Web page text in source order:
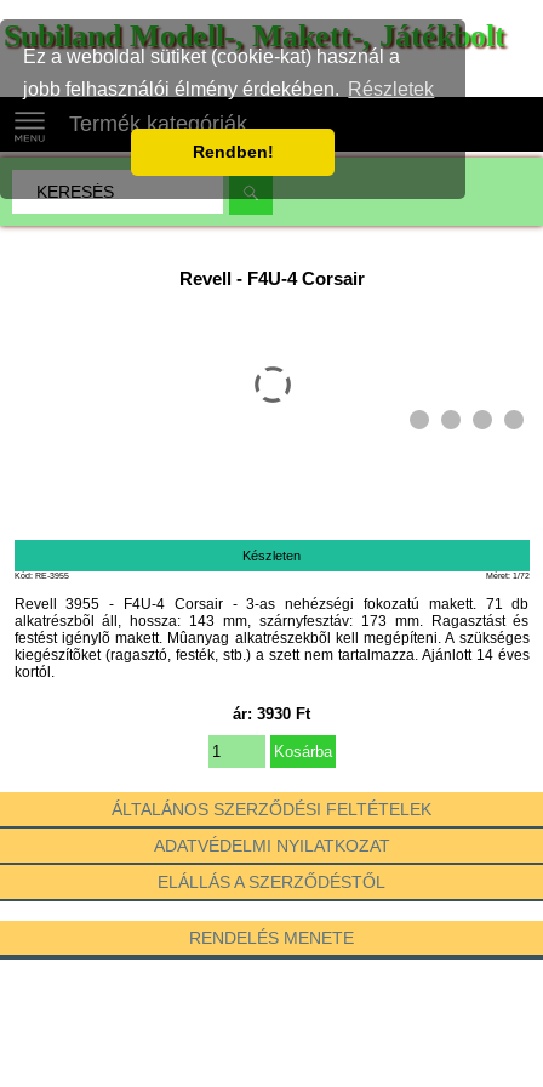
Ez a weboldal sütiket (cookie-kat) használ a
jobb felhasználói élmény érdekében.
Részletek
Rendben!
Subiland Modell-, Makett-, Játékbolt
Termék kategóriák
Revell - F4U-4 Corsair
Készleten
Méret: 1/72
Kód: RE-3955
Revell 3955 - F4U-4 Corsair - 3-as nehézségi fokozatú makett. 71 db
alkatrészbõl áll, hossza: 143 mm, szárnyfesztáv: 173 mm. Ragasztást és
festést igénylõ makett. Mûanyag alkatrészekbõl kell megépíteni. A szükséges
kiegészítõket (ragasztó, festék, stb.) a szett nem tartalmazza. Ajánlott 14 éves
kortól.
ár: 3930 Ft
ÁLTALÁNOS SZERZŐDÉSI FELTÉTELEK
ADATVÉDELMI NYILATKOZAT
ELÁLLÁS A SZERZŐDÉSTŐL
RENDELÉS MENETE